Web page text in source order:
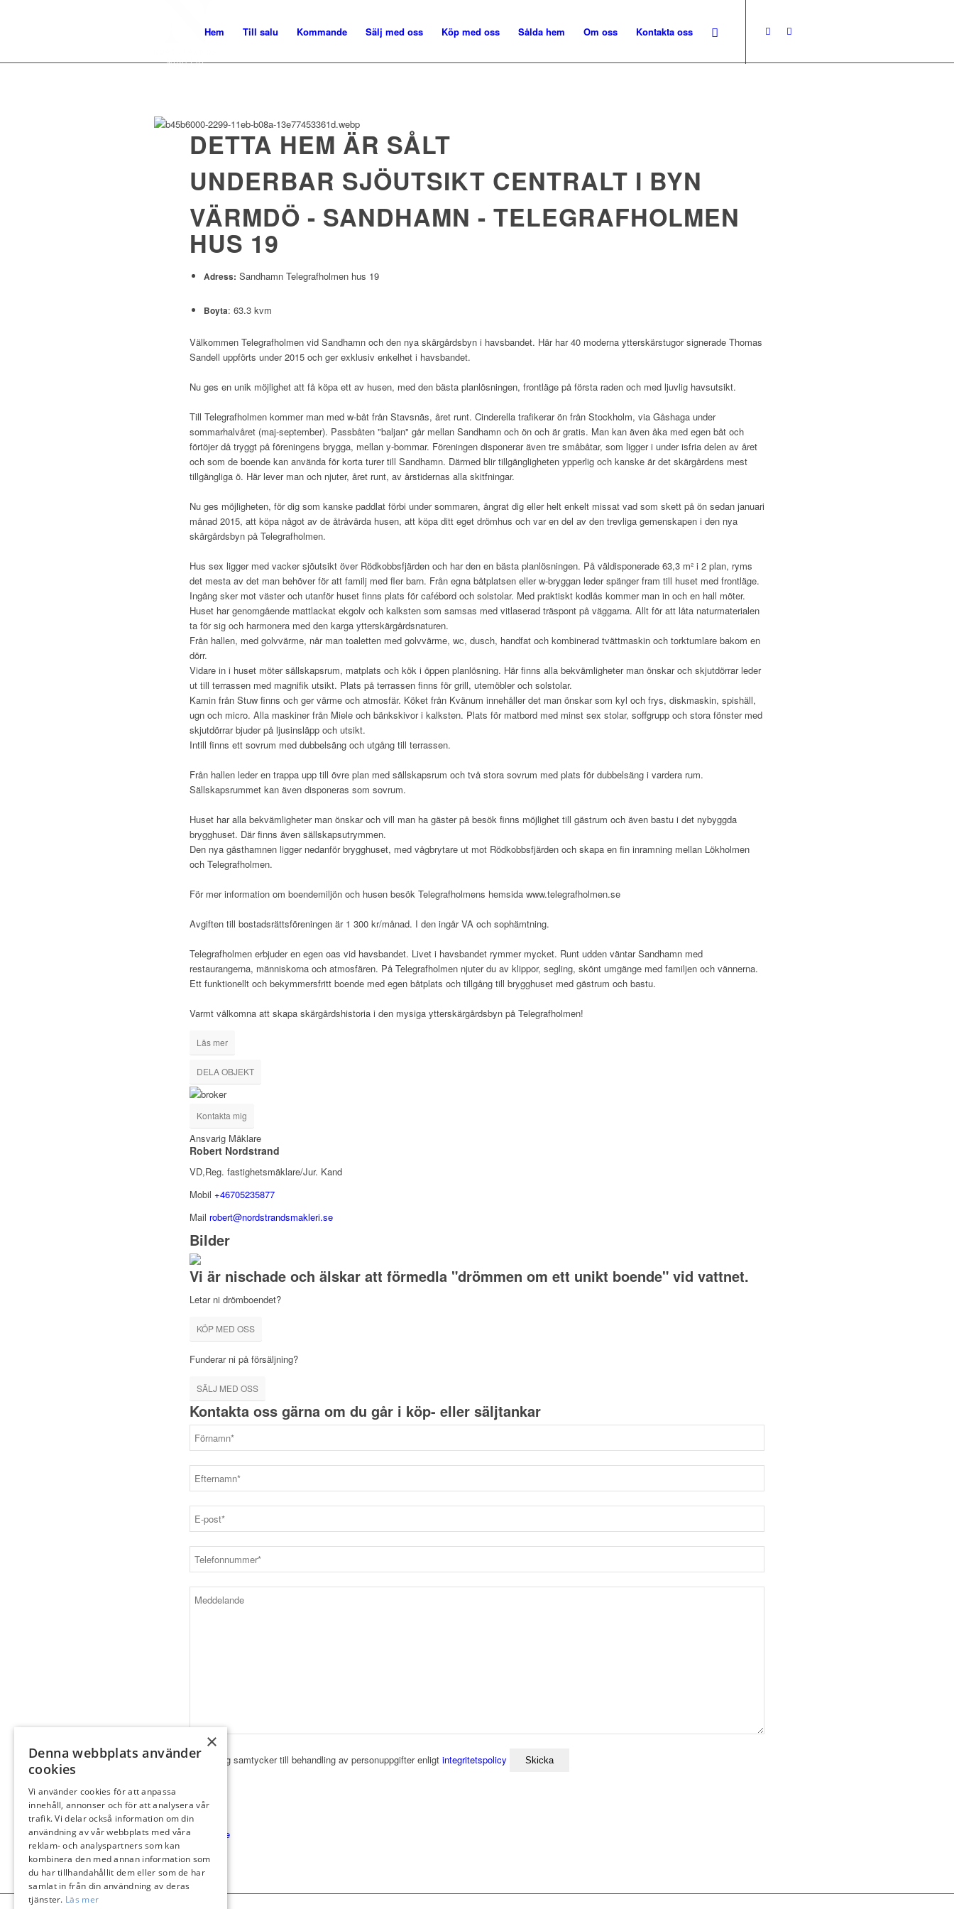
Hem Till salu Kommande Sälj med oss Köp med oss Sålda hem Om oss Kontakta oss
DETTA HEM ÄR SÅLT
UNDERBAR SJÖUTSIKT CENTRALT I BYN
VÄRMDÖ - SANDHAMN - TELEGRAFHOLMEN
HUS 19
Adress: Sandhamn Telegrafholmen hus 19
Boyta: 63.3 kvm
Välkommen Telegrafholmen vid Sandhamn och den nya skärgårdsbyn i havsbandet. Här har 40 moderna ytterskärstugor signerade Thomas
Sandell uppförts under 2015 och ger exklusiv enkelhet i havsbandet.
Nu ges en unik möjlighet att få köpa ett av husen, med den bästa planlösningen, frontläge på första raden och med ljuvlig havsutsikt.
Till Telegrafholmen kommer man med w-båt från Stavsnäs, året runt. Cinderella trafikerar ön från Stockholm, via Gåshaga under
sommarhalvåret (maj-september). Passbåten "baljan" går mellan Sandhamn och ön och är gratis. Man kan även åka med egen båt och
förtöjer då tryggt på föreningens brygga, mellan y-bommar. Föreningen disponerar även tre småbåtar, som ligger i under isfria delen av året
och som de boende kan använda för korta turer till Sandhamn. Därmed blir tillgängligheten ypperlig och kanske är det skärgårdens mest
tillgängliga ö. Här lever man och njuter, året runt, av årstidernas alla skitfningar.
Nu ges möjligheten, för dig som kanske paddlat förbi under sommaren, ångrat dig eller helt enkelt missat vad som skett på ön sedan januari
månad 2015, att köpa något av de åtråvärda husen, att köpa ditt eget drömhus och var en del av den trevliga gemenskapen i den nya
skärgårdsbyn på Telegrafholmen.
Hus sex ligger med vacker sjöutsikt över Rödkobbsfjärden och har den en bästa planlösningen. På väldisponerade 63,3 m² i 2 plan, ryms
det mesta av det man behöver för att familj med fler barn. Från egna båtplatsen eller w-bryggan leder spänger fram till huset med frontläge.
Ingång sker mot väster och utanför huset finns plats för cafébord och solstolar. Med praktiskt kodlås kommer man in och en hall möter.
Huset har genomgående mattlackat ekgolv och kalksten som samsas med vitlaserad träspont på väggarna. Allt för att låta naturmaterialen
ta för sig och harmonera med den karga ytterskärgårdsnaturen.
Från hallen, med golvvärme, når man toaletten med golvvärme, wc, dusch, handfat och kombinerad tvättmaskin och torktumlare bakom en
dörr.
Vidare in i huset möter sällskapsrum, matplats och kök i öppen planlösning. Här finns alla bekvämligheter man önskar och skjutdörrar leder
ut till terrassen med magnifik utsikt. Plats på terrassen finns för grill, utemöbler och solstolar.
Kamin från Stuw finns och ger värme och atmosfär. Köket från Kvänum innehåller det man önskar som kyl och frys, diskmaskin, spishäll,
ugn och micro. Alla maskiner från Miele och bänkskivor i kalksten. Plats för matbord med minst sex stolar, soffgrupp och stora fönster med
skjutdörrar bjuder på ljusinsläpp och utsikt.
Intill finns ett sovrum med dubbelsäng och utgång till terrassen.
Från hallen leder en trappa upp till övre plan med sällskapsrum och två stora sovrum med plats för dubbelsäng i vardera rum.
Sällskapsrummet kan även disponeras som sovrum.
Huset har alla bekvämligheter man önskar och vill man ha gäster på besök finns möjlighet till gästrum och även bastu i det nybyggda
brygghuset. Där finns även sällskapsutrymmen.
Den nya gästhamnen ligger nedanför brygghuset, med vågbrytare ut mot Rödkobbsfjärden och skapa en fin inramning mellan Lökholmen
och Telegrafholmen.
För mer information om boendemiljön och husen besök Telegrafholmens hemsida www.telegrafholmen.se
Avgiften till bostadsrättsföreningen är 1 300 kr/månad. I den ingår VA och sophämtning.
Telegrafholmen erbjuder en egen oas vid havsbandet. Livet i havsbandet rymmer mycket. Runt udden väntar Sandhamn med
restaurangerna, människorna och atmosfären. På Telegrafholmen njuter du av klippor, segling, skönt umgänge med familjen och vännerna.
Ett funktionellt och bekymmersfritt boende med egen båtplats och tillgång till brygghuset med gästrum och bastu.
Varmt välkomna att skapa skärgårdshistoria i den mysiga ytterskärgårdsbyn på Telegrafholmen!
Läs mer
DELA OBJEKT
Kontakta mig
Ansvarig Mäklare
Robert Nordstrand
VD,Reg. fastighetsmäklare/Jur. Kand
Mobil +46705235877
Mail robert@nordstrandsmakleri.se
Bilder
Vi är nischade och älskar att förmedla "drömmen om ett unikt boende" vid vattnet.
Letar ni drömboendet?
KÖP MED OSS
Funderar ni på försäljning?
SÄLJ MED OSS
Kontakta oss gärna om du går i köp- eller säljtankar
Jag samtycker till behandling av personuppgifter enligt integritetspolicy
fakta
bilder
Anmäl intresse
×
Denna webbplats använder
cookies
Vi använder cookies för att anpassa
innehåll, annonser och för att analysera vår
trafik. Vi delar också information om din
användning av vår webbplats med våra
reklam- och analyspartners som kan
kombinera den med annan information som
du har tillhandahållit dem eller som de har
samlat in från din användning av deras
tjänster. Läs mer